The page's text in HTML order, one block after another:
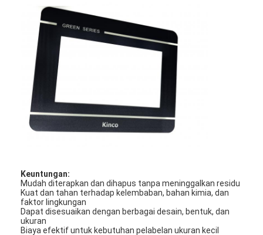
Sakelar Membran Medis
Flat Membrane Switch
Saklar Membran ESD
Switch Membran LCD
Capacitive Membrane Switch (Switch Membran Kapasitif)
Kemasan Film Pelindung dan Kertas Pengesan
Keuntungan:
Mudah diterapkan dan dihapus tanpa meninggalkan residu
Kuat dan tahan terhadap kelembaban, bahan kimia, dan
faktor lingkungan
Dapat disesuaikan dengan berbagai desain, bentuk, dan
ukuran
Biaya efektif untuk kebutuhan pelabelan ukuran kecil